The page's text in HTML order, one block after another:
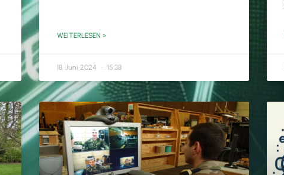
WEITERLESEN »
18. Juni 2024 15:38